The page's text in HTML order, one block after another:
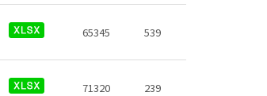
65345 539
71320 239